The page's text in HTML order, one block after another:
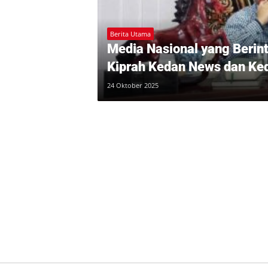
Berita Utama
Media Nasional yang
Kiprah Kedan News dan
24 Oktober 2025